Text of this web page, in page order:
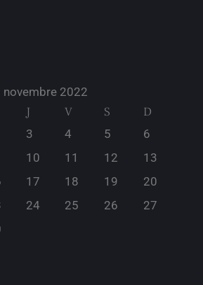
novembre 2022
J V S D
3 4 5
6
10 11 12
13
17 18 19
20
24 25 26
27